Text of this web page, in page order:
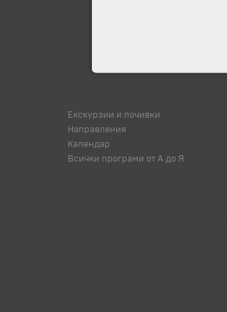
Екскурзии и почивки
Направления
Календар
Всички програми от А до Я